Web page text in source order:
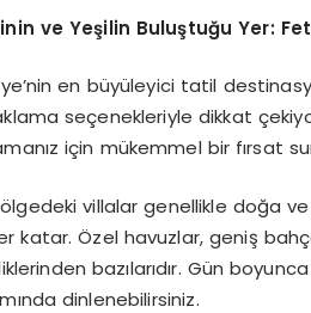
ve Yeşilin Buluştuğu Yer:
en büyüleyici tatil
seçenekleriyle dikkat
için mükemmel bir fırsat
villalar genellikle doğa
katar. Özel havuzlar, geniş
bazılarıdır. Gün
dinlenebilirsiniz.